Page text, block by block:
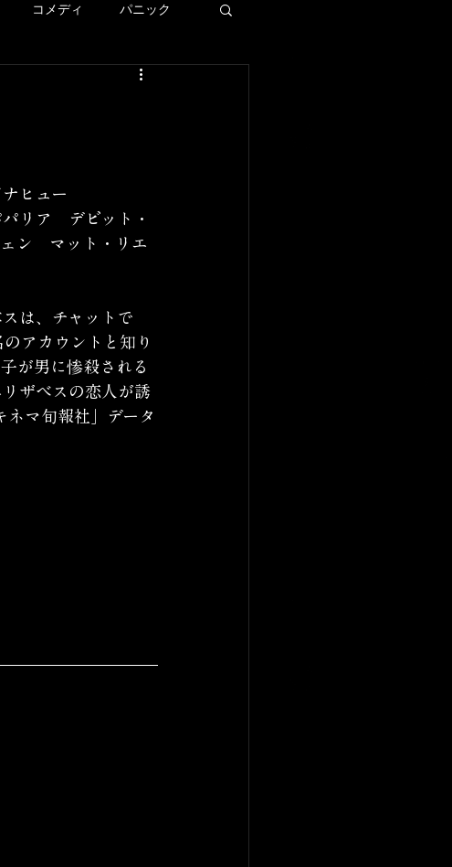
コメディ パニック
LAロケ地巡り
ヒュー
リア　デビット・
ン　マット・リエ
は、チャットで
のアカウントと知り
が男に惨殺される
ザベスの恋人が誘
ネマ旬報社」データ